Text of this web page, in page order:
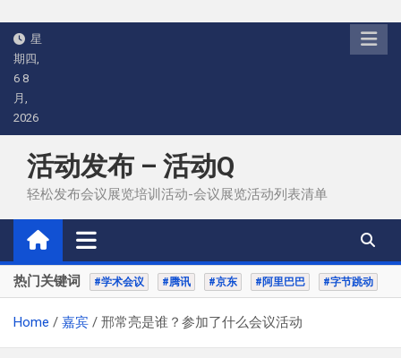
Skip
content
星
期四,
6 8
月,
2026
活动发布 – 活动Q
轻松发布会议展览培训活动-会议展览活动列表清单
热门关键词 #学术会议 #腾讯 #京东 #阿里巴巴 #字节跳动
Home 嘉宾 邢常亮是谁？参加了什么会议活动